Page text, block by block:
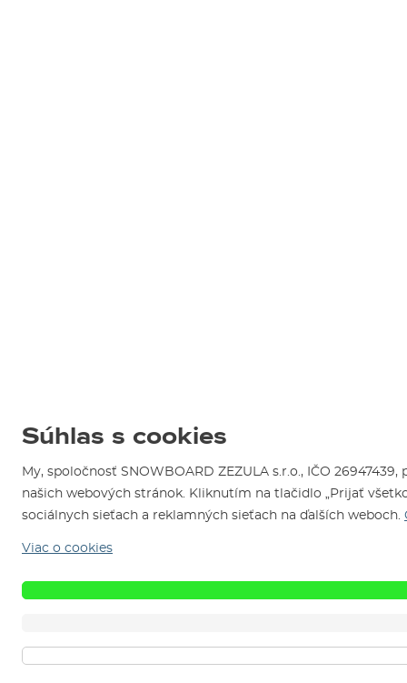
Súhlas s cookies
My, spoločnosť SNOWBOARD ZEZULA s.r.o., IČO
našich webových stránok. Kliknutím na tlačidlo „Prijať
sociálnych sieťach a reklamných sieťach na ďalších weboch.
Viac o cookies